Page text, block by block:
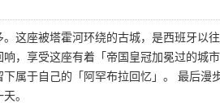
这座被塔霍河环绕的古城，是西班牙以
，享受这座有着「帝国皇冠加冕过的城
属于自己的「阿罕布拉回忆」。 最后
。